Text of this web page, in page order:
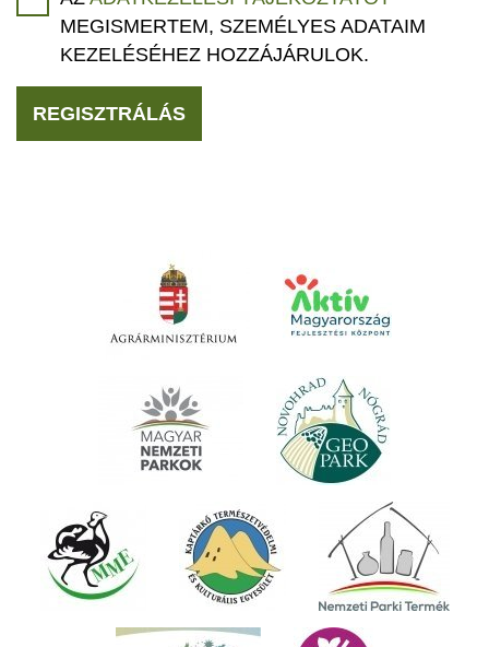
MEGISMERTEM, SZEMÉLYES ADATAIM
KEZELÉSÉHEZ HOZZÁJÁRULOK.
REGISZTRÁLÁS